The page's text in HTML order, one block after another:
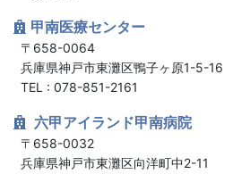
甲南医療センター
〒658-0064
兵庫県神戸市東灘区鴨子ヶ原1-5-16
TEL : 078-851-2161
六甲アイランド甲南病院
〒658-0032
兵庫県神戸市東灘区向洋町中2-11